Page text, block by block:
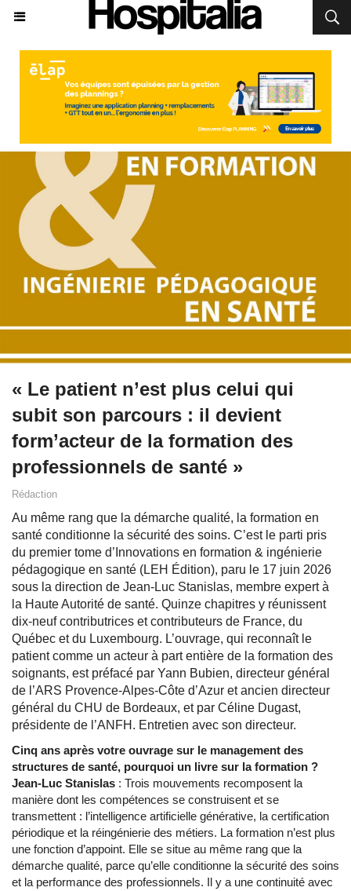
« Le patient n’est plus celui qui
subit son parcours : il devient
form’acteur de la formation des
professionnels de santé »
Rédaction
Au même rang que la démarche qualité, la formation en
santé conditionne la sécurité des soins. C’est le parti pris
du premier tome d’Innovations en formation & ingénierie
pédagogique en santé (LEH Édition), paru le 17 juin 2026
sous la direction de Jean-Luc Stanislas, membre expert à
la Haute Autorité de santé. Quinze chapitres y réunissent
dix-neuf contributrices et contributeurs de France, du
Québec et du Luxembourg. L’ouvrage, qui reconnaît le
patient comme un acteur à part entière de la formation des
soignants, est préfacé par Yann Bubien, directeur général
de l’ARS Provence-Alpes-Côte d’Azur et ancien directeur
général du CHU de Bordeaux, et par Céline Dugast,
présidente de l’ANFH. Entretien avec son directeur.
Cinq ans après votre ouvrage sur le management des
structures de santé, pourquoi un livre sur la formation ?
Jean-Luc Stanislas : Trois mouvements recomposent la
manière dont les compétences se construisent et se
transmettent : l’intelligence artificielle générative, la certification
périodique et la réingénierie des métiers. La formation n’est plus
une fonction d’appoint. Elle se situe au même rang que la
démarche qualité, parce qu’elle conditionne la sécurité des soins
et la performance des professionnels. Il y a une continuité avec